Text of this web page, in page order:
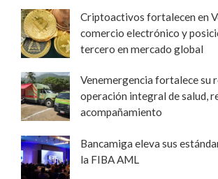
Criptoactivos fortalecen en
comercio electrónico y
tercero en mercado global
Venemergencia fortalece su
operación integral de salud,
acompañamiento
Bancamiga eleva sus
la FIBA AML